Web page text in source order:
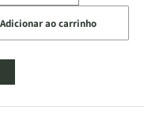
a
quantidade
de
|
Adicionar ao carrinho